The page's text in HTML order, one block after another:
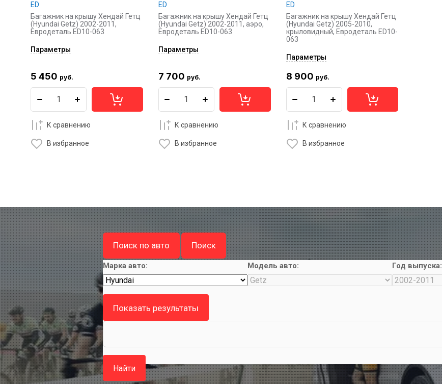
ED
Багажник на крышу Хендай Гетц
(Hyundai Getz) 2002-2011,
Евродеталь ED10-063
Параметры
5 450 руб.
К сравнению
В избранное
ED
Багажник на крышу Хендай Гетц
(Hyundai Getz) 2002-2011, аэро,
Евродеталь ED10-063
Параметры
7 700 руб.
К сравнению
В избранное
ED
Багажник на крышу Хендай Гетц
(Hyundai Getz) 2005-2010,
крыловидный, Евродеталь ED10-
063
Параметры
8 900 руб.
К сравнению
В избранное
Поиск по авто Поиск
Марка авто: Модель авто: Год выпуска: